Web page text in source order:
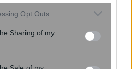
app uses one or more Google
behaviour. You may click to
and its third-party tags to
Opt Outs
Sharing of my
το κόστος των